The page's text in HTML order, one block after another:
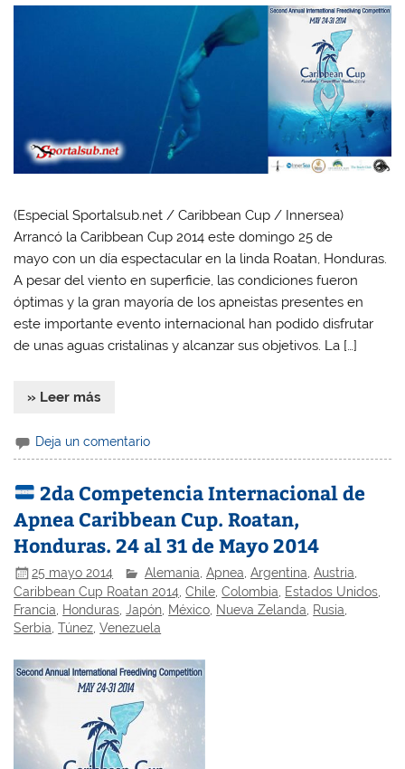
(Especial Sportalsub.net / Caribbean Cup / Innersea)
Arrancó la Caribbean Cup 2014 este domingo 25 de
mayo con un día espectacular en la linda Roatan, Honduras.
A pesar del viento en superficie, las condiciones fueron
óptimas y la gran mayoría de los apneistas presentes en
este importante evento internacional han podido disfrutar
de unas aguas cristalinas y alcanzar sus objetivos. La […]
» Leer más
Deja un comentario
2da Competencia Internacional de
Apnea Caribbean Cup. Roatan,
Honduras. 24 al 31 de Mayo 2014
25 mayo 2014 Alemania ,Apnea ,Argentina ,Austria
Caribbean Cup Roatan 2014,Chile,Colombia, Estados Unidos,
Francia, Honduras,Japón, México, Nueva Zelanda, Rusia,
Serbia,Túnez,Venezuela